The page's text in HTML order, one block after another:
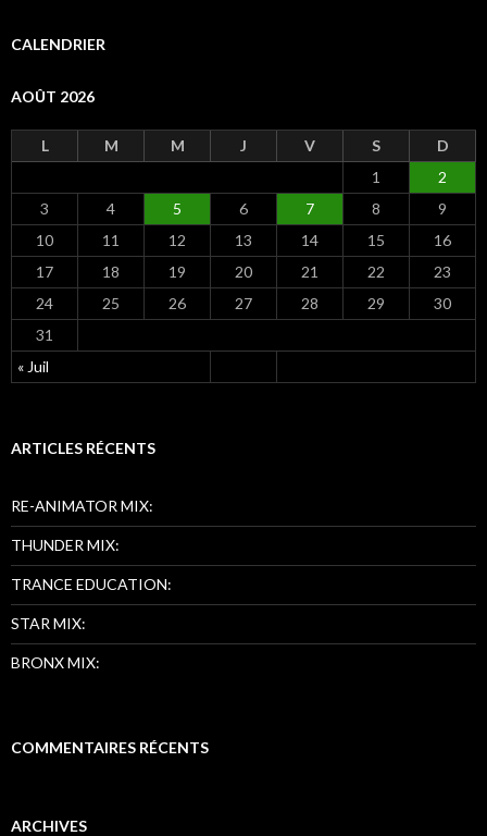
e
h
CALENDRIER
AOÛT 2026
L M M J V S D
« Juil
1
2
3
4 5 6 7 8
9
10
11 12 13 14 15
16
17
18 19 20 21 22
23
24
25 26 27 28 29
30
31
ARTICLES RÉCENTS
RE-ANIMATOR MIX:
THUNDER MIX:
TRANCE EDUCATION:
STAR MIX:
BRONX MIX:
COMMENTAIRES RÉCENTS
ARCHIVES